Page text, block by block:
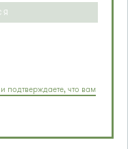
подтверждаете, что вам